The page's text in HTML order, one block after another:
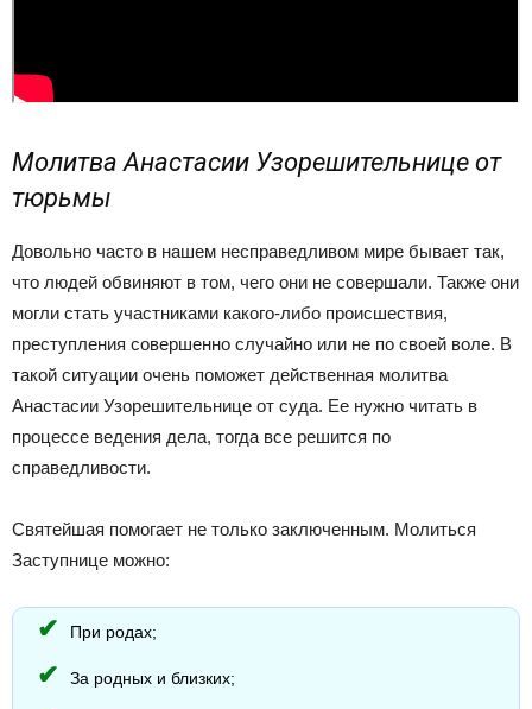
Молитва Анастасии Узорешительнице от
тюрьмы
Довольно часто в нашем несправедливом мире бывает так,
что людей обвиняют в том, чего они не совершали. Также они
могли стать участниками какого-либо происшествия,
преступления совершенно случайно или не по своей воле. В
такой ситуации очень поможет действенная молитва
Анастасии Узорешительнице от суда. Ее нужно читать в
процессе ведения дела, тогда все решится по
справедливости.
Святейшая помогает не только заключенным. Молиться
Заступнице можно:
При родах;
За родных и близких;